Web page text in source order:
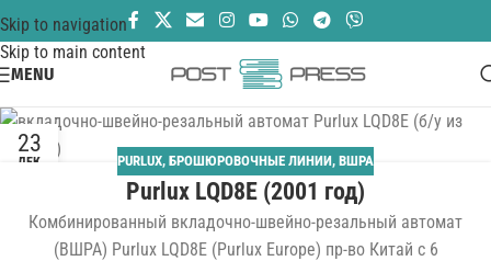
Skip to navigation
Skip to main content
MENU
23
ДЕК PURLUX, БРОШЮРОВОЧНЫЕ ЛИНИИ, ВШРА
Purlux LQD8E (2001 год)
Комбинированный вкладочно-швейно-резальный автомат
(ВШРА) Purlux LQD8E (Purlux Europe) пр-во Китай с 6